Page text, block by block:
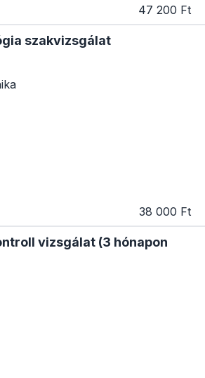
47 200 Ft
szakvizsgálat
38 000 Ft
vizsgálat (3 hónapon